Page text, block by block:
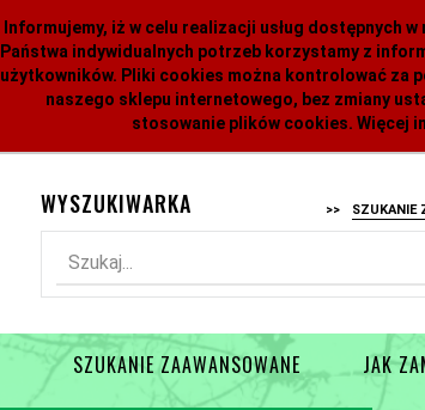
Informujemy, iż w celu realizacji usług dostępnych
Państwa indywidualnych potrzeb korzystamy z
użytkowników. Pliki cookies można kontrolować za
naszego sklepu internetowego, bez zmiany
stosowanie plików cookies. Więcej
WYSZUKIWARKA >> SZUKANIE
Szukaj...
SZUKANIE ZAAWANSOWANE JAK